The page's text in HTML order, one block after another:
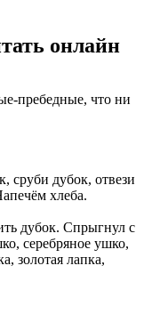
онлайн
пребедные, что ни
сруби дубок, отвези
хлеба.
дубок. Спрыгнул с
серебряное ушко,
золотая лапка,